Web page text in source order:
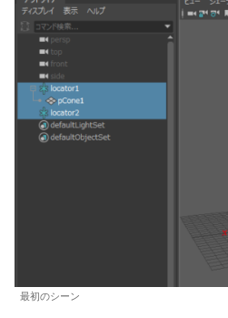
最初のシーン